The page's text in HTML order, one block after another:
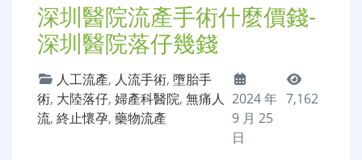
深圳醫院流產手術什麼價錢-
深圳醫院落仔幾錢
人工流產, 人流手術, 墮胎手
術, 大陸落仔, 婦產科醫院, 無痛人
流, 終止懷孕, 藥物流產
2024 年
9 月 25
日
7,162